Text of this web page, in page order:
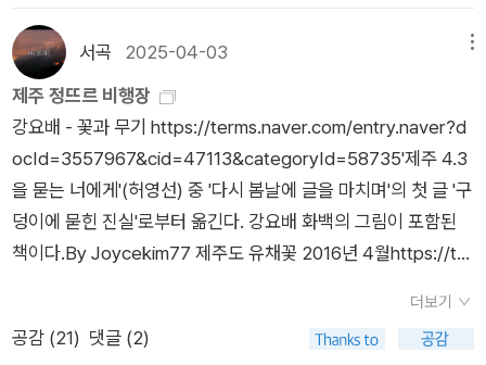
의헌 1/26쪽)그 여자 막숨 하나 부여잡고 소리쳤다지 / “우리 애
기 젖 멕여줍서” / “우리 애기 울면 젖 호끔 멕여줍서” // 그렇게
죽었다지 / 그 여자 김녕 해녀 (우리 애기 울면 젖 호끔 멕여줍서/
64쪽)+《해녀들》(허영선, 문학동네, 2017)물길을 가는 그녀들
→ 물길을 가는 그분들→ 물길을 가는 사람들5쪽몸의 시를 쓰는
모든 물 밖의 생을→ 몸노래를 쓰는 모든 물밖살림을→ 몸으로
노래하는 모든 물밖삶을5쪽땡볕 속에 만난→ 땡볕에 만난18쪽
바다로 몸을 투척하던 어머니들→ 바다로 몸을 던진 어머니→ 바
다로 몸을 떨군 어머니21쪽내 몸엔 물의 비늘이 달려 있어→ 내
몸엔 물비늘이 달렸어32쪽야성의 가슴 위로→ 들빛 가슴으로→
바람같은 가슴에35쪽나의 노래를 부르고 싶다→ 내 노래를 부르
는다. 두 아이를 낳아서 돌보는 때만큼은 아니되, 2025년 한 해
는 몹시 바쁘게 깃새글꽃(상주작가)으로 일했다. 엊저녁으로 모
든 일을 마쳤고, 이제 꾸러미(보고서)를 신나게 쓰면 된다. 09:30
고흥버스를 타려고 움직인다. 시외버스에 앉아서 짐을 풀자니 확
졸립다. 하루글과 노래를 몇 꼭지 쓰고서 눈을 감는다. 15:00 즈
음에 드디어 우리집으로 돌아온다. 파랗게 트인 하늘빛을 바라보
고, 감을 쪼는 새소리를 듣는다. 아름답구나. 부옄에 둘러앉아서
한참 이야기꽃을 피운다. 씻고서 저녁을 먹은 뒤 일찍 등허리를
편다. 《해녀들》을 돌아본다. ‘잠네’를 헤아리는 글이라고도 할 텐
데, 꾸며쓰기나 높여쓰기가 아닌, 그냥 한집안이라는 마음으로 삶
을 수수하게 적기가 힘들려나. 누가 높아야 하지 않고, 누가 대단
서곡 2025-04-03
제주 정뜨르 비행장
강요배 - 꽃과 무기 https://terms.naver.com/entry.naver?d
ocId=3557967&cid=47113&categoryId=58735'제주 4.3
을 묻는 너에게'(허영선) 중 '다시 봄날에 글을 마치며'의 첫 글 '구
덩이에 묻힌 진실'로부터 옮긴다. 강요배 화백의 그림이 포함된
책이다.By Joycekim77 제주도 유채꽃 2016년 4월https://ter
&categoryId=63464 정뜨르 비행장의 밤(사진)정뜨르 비행장
과 알뜨르 비행장 https://www.khan.co.kr/article/2024100
더보기
공감 (21) 댓글 (2)